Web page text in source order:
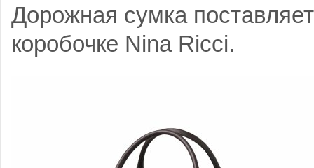
Дорожная сумка
коробочке Nina Ricci.